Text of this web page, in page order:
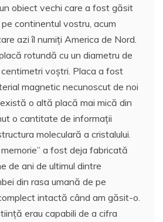
obiect vechi care a fost găsit
continentul vostru, acum
azi îl numiți America de Nord.
rotundă cu un diametru de
voștri. Placa a fost
magnetic necunoscut de noi
o altă placă mai mică din
o cantitate de informații
moleculară a cristalului.
a fost deja fabricată
de ani de ultimul dintre
din rasa umană de pe
intactă când am găsit-o.
erau capabili de a cifra